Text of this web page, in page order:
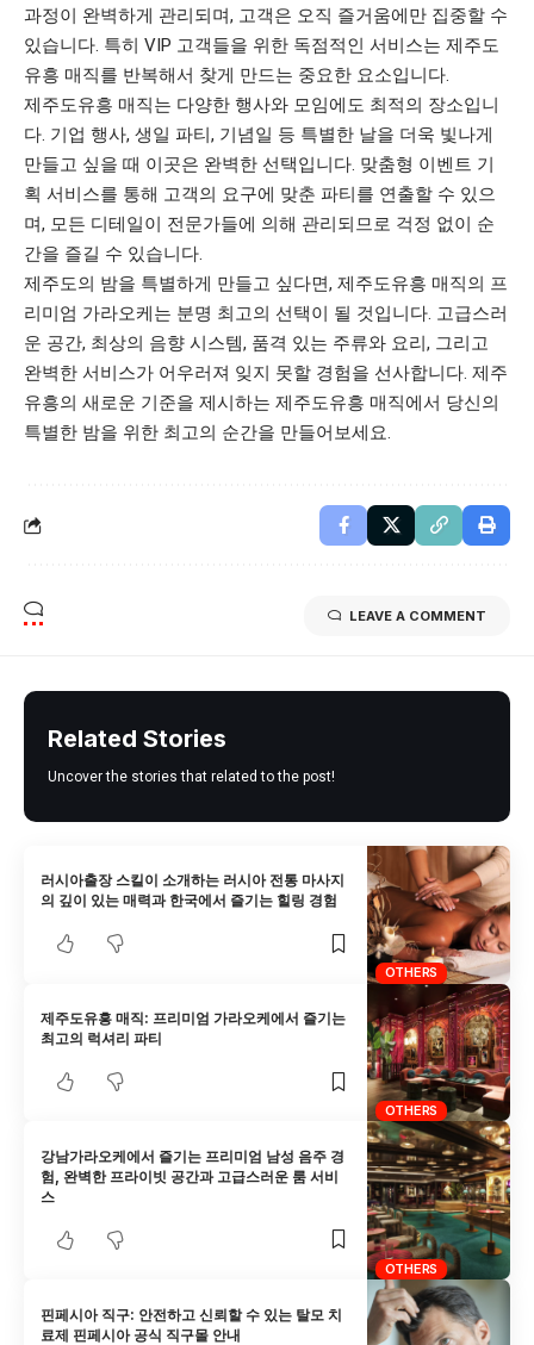
과정이 완벽하게 관리되며, 고객은 오직 즐거움에만 집중할 수
있습니다. 특히 VIP 고객들을 위한 독점적인 서비스는 제주도
유흥 매직를 반복해서 찾게 만드는 중요한 요소입니다.
제주도유흥 매직는 다양한 행사와 모임에도 최적의 장소입니
다. 기업 행사, 생일 파티, 기념일 등 특별한 날을 더욱 빛나게
만들고 싶을 때 이곳은 완벽한 선택입니다. 맞춤형 이벤트 기
획 서비스를 통해 고객의 요구에 맞춘 파티를 연출할 수 있으
며, 모든 디테일이 전문가들에 의해 관리되므로 걱정 없이 순
간을 즐길 수 있습니다.
제주도의 밤을 특별하게 만들고 싶다면, 제주도유흥 매직의 프
리미엄 가라오케는 분명 최고의 선택이 될 것입니다. 고급스러
운 공간, 최상의 음향 시스템, 품격 있는 주류와 요리, 그리고
완벽한 서비스가 어우러져 잊지 못할 경험을 선사합니다. 제주
유흥의 새로운 기준을 제시하는 제주도유흥 매직에서 당신의
특별한 밤을 위한 최고의 순간을 만들어보세요.
LEAVE A COMMENT
Related Stories
Uncover the stories that related to the post!
OTHERS
러시아출장 스킬이 소개하는 러시아 전통 마사지
의 깊이 있는 매력과 한국에서 즐기는 힐링 경험
OTHERS
제주도유흥 매직: 프리미엄 가라오케에서 즐기는
최고의 럭셔리 파티
OTHERS
강남가라오케에서 즐기는 프리미엄 남성 음주 경
험, 완벽한 프라이빗 공간과 고급스러운 룸 서비
스
핀페시아 직구: 안전하고 신뢰할 수 있는 탈모 치
료제 핀페시아 공식 직구몰 안내